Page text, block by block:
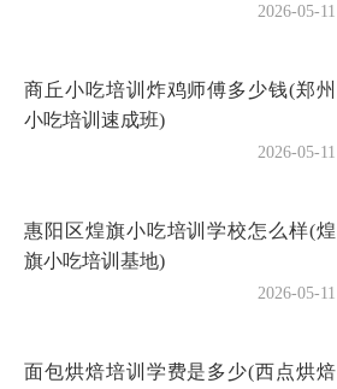
2026-05-11
商丘小吃培训炸鸡师傅多少钱(郑州
小吃培训速成班)
2026-05-11
惠阳区煌旗小吃培训学校怎么样(煌
旗小吃培训基地)
2026-05-11
面包烘焙培训学费是多少(西点烘焙